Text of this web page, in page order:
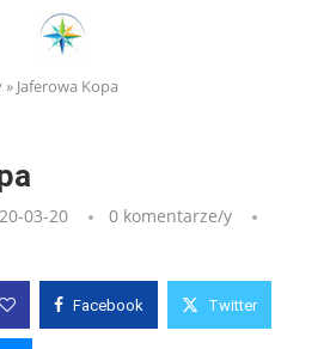
» Jaferowa Kopa
03-20
0 komentarze/y
Facebook Twitter